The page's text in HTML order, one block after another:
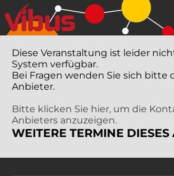
Springe
zum
Hauptinhalt
Diese Veranstaltung ist leider
System verfügbar.
Bei Fragen wenden Sie sich bitte
Anbieter.
Bitte klicken Sie hier, um die
Anbieters anzuzeigen.
WEITERE TERMINE DIESES